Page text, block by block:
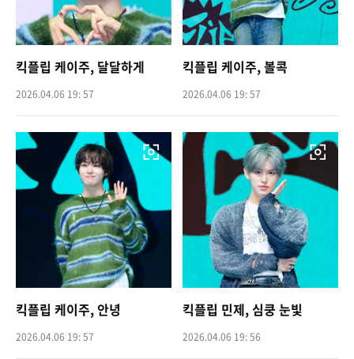
킥플립 케이주, 달달하게
2026.04.06 19: 57
킥플립 케이주, 볼콕
2026.04.06 19: 57
킥플립 케이주, 안녕
2026.04.06 19: 57
킥플립 민제, 심쿵 눈빛
2026.04.06 19: 56